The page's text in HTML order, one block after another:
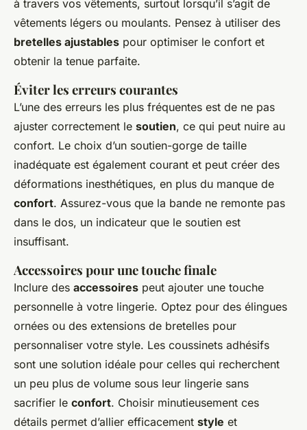
à travers vos vêtements, surtout lorsqu’il s’agit de
vêtements légers ou moulants. Pensez à utiliser des
bretelles ajustables pour optimiser le confort et
obtenir la tenue parfaite.
Éviter les erreurs courantes
L’une des erreurs les plus fréquentes est de ne pas
ajuster correctement le soutien, ce qui peut nuire au
confort. Le choix d’un soutien-gorge de taille
inadéquate est également courant et peut créer des
déformations inesthétiques, en plus du manque de
confort. Assurez-vous que la bande ne remonte pas
dans le dos, un indicateur que le soutien est
insuffisant.
Accessoires pour une touche finale
Inclure des accessoires peut ajouter une touche
personnelle à votre lingerie. Optez pour des élingues
ornées ou des extensions de bretelles pour
personnaliser votre style. Les coussinets adhésifs
sont une solution idéale pour celles qui recherchent
un peu plus de volume sous leur lingerie sans
sacrifier le confort. Choisir minutieusement ces
détails permet d’allier efficacement style et